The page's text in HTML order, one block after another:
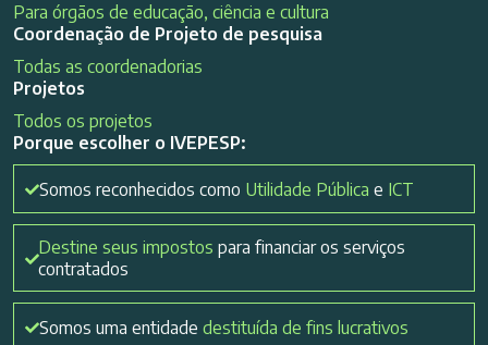
Para órgãos de educação, ciência e cultura
Coordenação de Projeto de pesquisa
Todas as coordenadorias
Projetos
Todos os projetos
Porque escolher o IVEPESP:
Somos reconhecidos como Utilidade Pública e ICT
Destine seus impostos para financiar os serviços
contratados
Somos uma entidade destituída de fins lucrativos